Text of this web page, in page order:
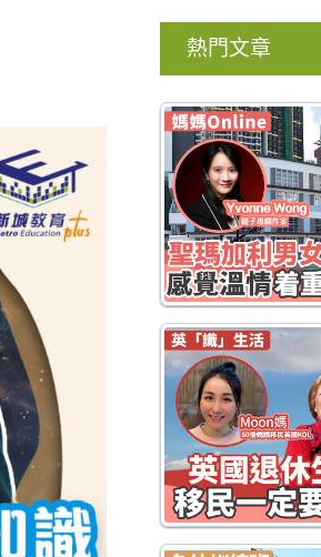
熱門文章